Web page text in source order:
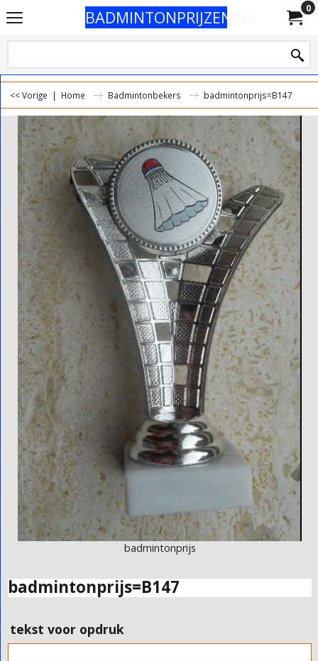
BADMINTONPRIJZEN.NL 0
<< Vorige | Home Badmintonbekers badmintonprijs=B147
badmintonprijs
badmintonprijs=B147
tekst voor opdruk